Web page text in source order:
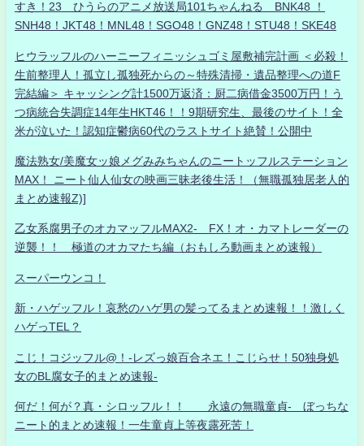
すき！23 ひうらのアニメ放送局101ちゃんねる BNK48 ！
SNH48！JKT48！MNL48！SGO48！GNZ48！STU48！SKE48
ヒウラッフルのハーニーフィニッシュゴミ屋敷補完計画 ＜必殺！
生前整理人！孤立し孤独死からの～特殊清掃・遺品整理への道F
完結編＞ キャッシング計1500万返済：厨二病借金3500万円！う
つ病統合失調症14年生HKT46！！9期研究生、最後のサイト！全
米が泣いた！認知症鬱病60代のラストサイト絶賛！公開中
魔法熟女/美魔女ッ娘メグみみちゃんのニートッフルステーション
MAX！ ニート仙人仙女の映画三昧老後生活！（無職孤独居老人的
まとめ速報Z)]
乙女系腐男子のオカマッフルMAX2- FX！オ・カマトレーダーの
逆襲！！ 極道のオカマたち編（おもしろ動画まとめ速報）
スーパーウンコ！
新・ハゲッフル！哀愁のハゲ男の髪ってるまとめ速報！！激しく
ハゲっTEL？
こじ！コジッフル@！-レズっ娘百合ネエ！こじらせ！50独身処
女のBL腐女子的まとめ速報-
何だ！何が？真・シロッフル！！ 永遠の無職童貞- ぼっちな
ニート的まとめ速報！一生童貞上等夜露死苦！